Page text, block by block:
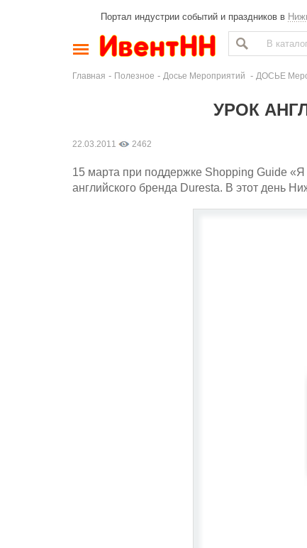
Портал индустрии событий и праздников в
Главная - Полезное - Досье Мероприятий - ДОСЬЕ
УРОК
22.03.2011 2462
15 марта при поддержке Shopping Guide
английского бренда Duresta. В этот день